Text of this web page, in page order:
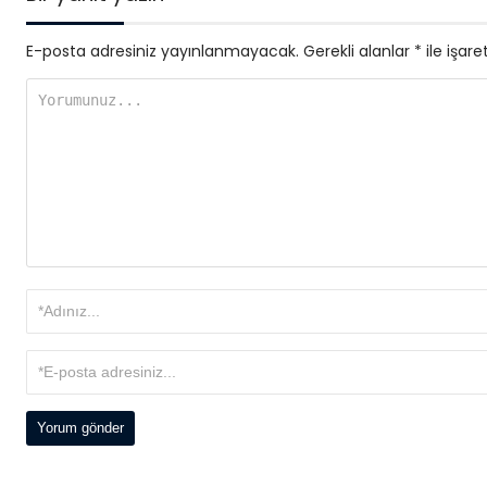
E-posta adresiniz yayınlanmayacak. Gerekli alanlar * ile